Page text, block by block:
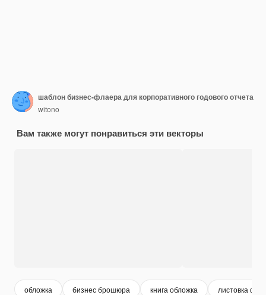
шаблон бизнес-флаера для корпоративного годового отчета
witono
Вам также могут понравиться эти векторы
обложка бизнес брошюра книга обложка листовка фон